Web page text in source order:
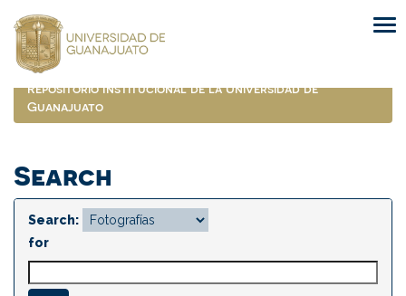
navigation
Repositorio Institucional de la Universidad de
Guanajuato
Search
Search:
for